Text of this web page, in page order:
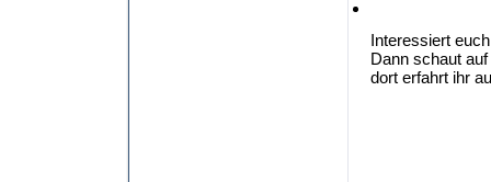
Interessiert
Dann schaut
dort erfahrt ihr